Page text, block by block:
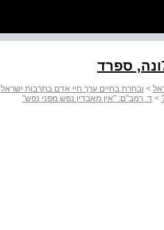
> ובחרת בחיים ערך חיי אדם בתרבות ישראל
> ד. רמב"ם: "אין מאבדין נפש מפני נפש"